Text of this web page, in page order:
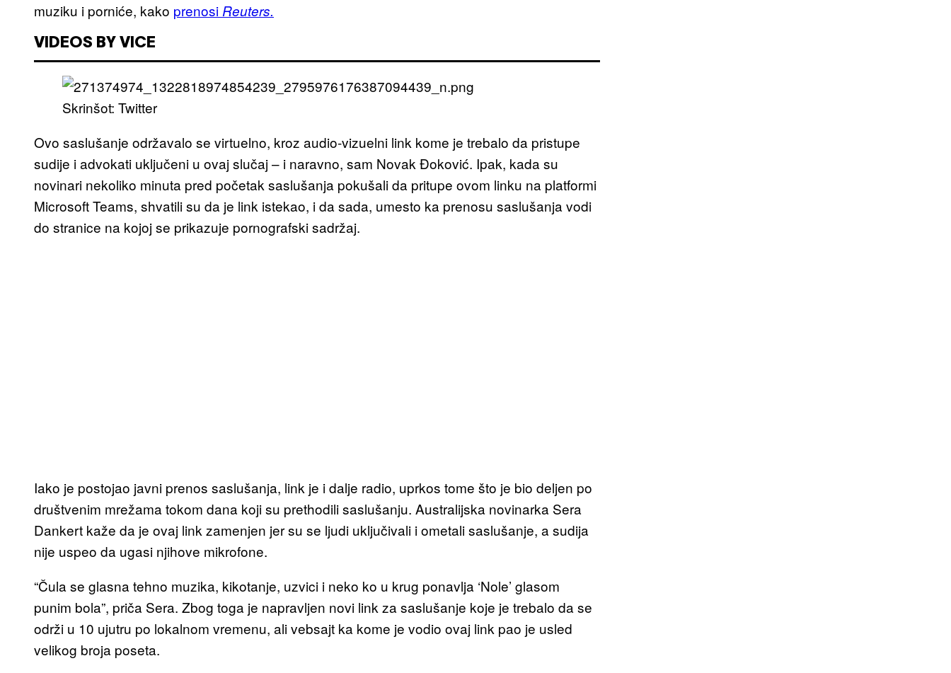
muziku i porniće, kako prenosi Reuters.
VIDEOS BY VICE
Skrinšot: Twitter
Ovo saslušanje održavalo se virtuelno, kroz audio-vizuelni link kome je trebalo da pristupe
sudije i advokati uključeni u ovaj slučaj – i naravno, sam Novak Đoković. Ipak, kada su
novinari nekoliko minuta pred početak saslušanja pokušali da pritupe ovom linku na platformi
Microsoft Teams, shvatili su da je link istekao, i da sada, umesto ka prenosu saslušanja vodi
do stranice na kojoj se prikazuje pornografski sadržaj.
Iako je postojao javni prenos saslušanja, link je i dalje radio, uprkos tome što je bio deljen po
društvenim mrežama tokom dana koji su prethodili saslušanju. Australijska novinarka Sera
Dankert kaže da je ovaj link zamenjen jer su se ljudi uključivali i ometali saslušanje, a sudija
nije uspeo da ugasi njihove mikrofone.
“Čula se glasna tehno muzika, kikotanje, uzvici i neko ko u krug ponavlja ‘Nole’ glasom
punim bola”, priča Sera. Zbog toga je napravljen novi link za saslušanje koje je trebalo da se
održi u 10 ujutru po lokalnom vremenu, ali vebsajt ka kome je vodio ovaj link pao je usled
velikog broja poseta.